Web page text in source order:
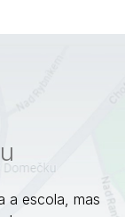
a escola, mas